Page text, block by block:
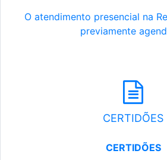
O atendimento presencial na
previamente
CERTIDÕES
CERTIDÕES